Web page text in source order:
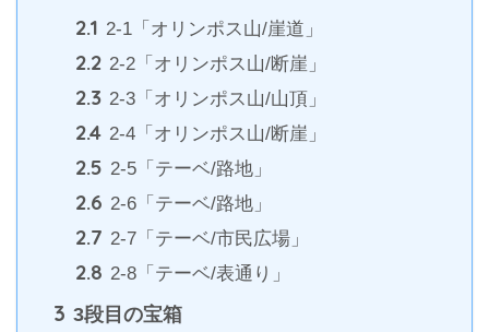
2.1 2-1「オリンポス山/崖道」
2.2 2-2「オリンポス山/断崖」
2.3 2-3「オリンポス山/山頂」
2.4 2-4「オリンポス山/断崖」
2.5 2-5「テーベ/路地」
2.6 2-6「テーベ/路地」
2.7 2-7「テーベ/市民広場」
2.8 2-8「テーベ/表通り」
3 3段目の宝箱